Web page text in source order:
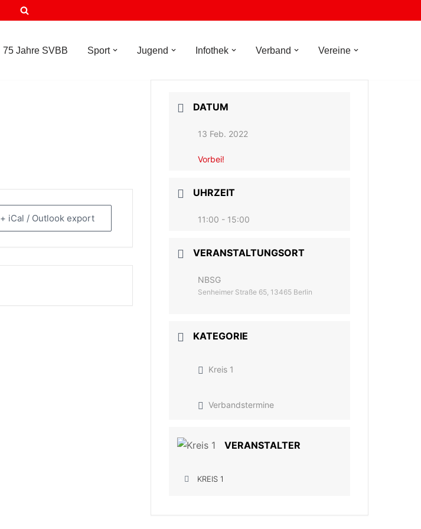
75 Jahre SVBB Sport Jugend Infothek Verband Vereine
+ iCal / Outlook export
DATUM
13 Feb. 2022
Vorbei!
UHRZEIT
11:00 - 15:00
VERANSTALTUNGSORT
NBSG
Senheimer Straße 65, 13465 Berlin
KATEGORIE
Kreis 1
Verbandstermine
VERANSTALTER
KREIS 1